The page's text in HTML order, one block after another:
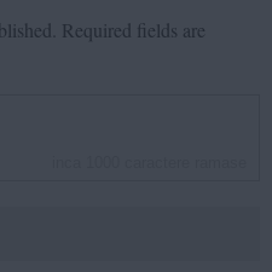
Required fields are